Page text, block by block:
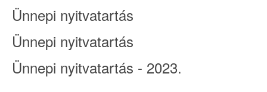
Ünnepi nyitvatartás
Ünnepi nyitvatartás
Ünnepi nyitvatartás - 2023.